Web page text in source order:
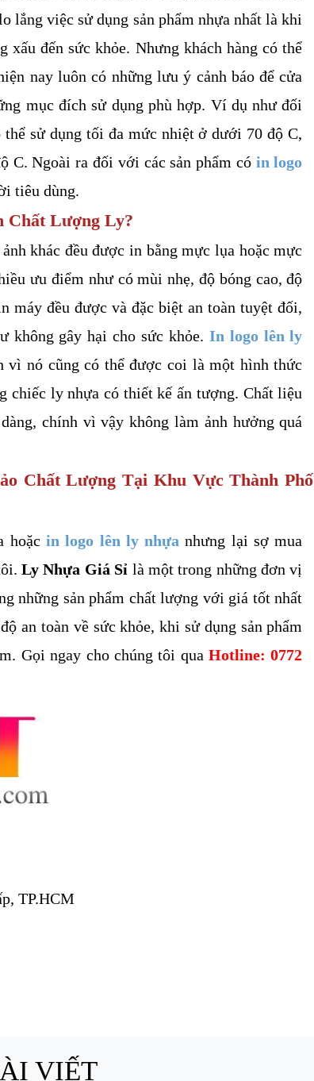
lắng việc sử dụng sản phẩm nhựa nhất là khi
đến sức khỏe. Nhưng khách hàng có thể
nay luôn có những lưu ý cảnh báo để cửa
mục đích sử dụng phù hợp. Ví dụ như đối
sử dụng tối đa mức nhiệt ở dưới 70 độ C,
C. Ngoài ra đối với các sản phẩm có in logo
tiêu dùng.
Chất Lượng Ly?
khác đều được in bằng mực lụa hoặc mực
ưu điểm như có mùi nhẹ, độ bóng cao, độ
máy đều được và đặc biệt an toàn tuyệt đối,
không gây hại cho sức khỏe. In logo lên ly
vì nó cũng có thể được coi là một hình thức
chiếc ly nhựa có thiết kế ấn tượng. Chất liệu
chính vì vậy không làm ảnh hưởng quá
Chất Lượng Tại Khu Vực Thành Phố
hoặc in logo lên ly nhựa nhưng lại sợ mua
Ly Nhựa Giá Sỉ là một trong những đơn vị
những sản phẩm chất lượng với giá tốt nhất
an toàn về sức khỏe, khi sử dụng sản phẩm
Gọi ngay cho chúng tôi qua Hotline: 0772
TP.HCM
VIẾT